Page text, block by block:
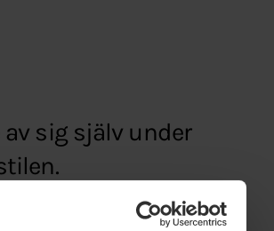
sig själv under